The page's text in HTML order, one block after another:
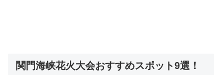
関門海峡花火大会おすすめスポット9選！